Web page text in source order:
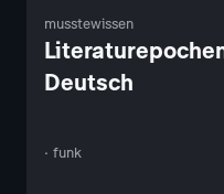
musstewissen
Deutsch
· funk